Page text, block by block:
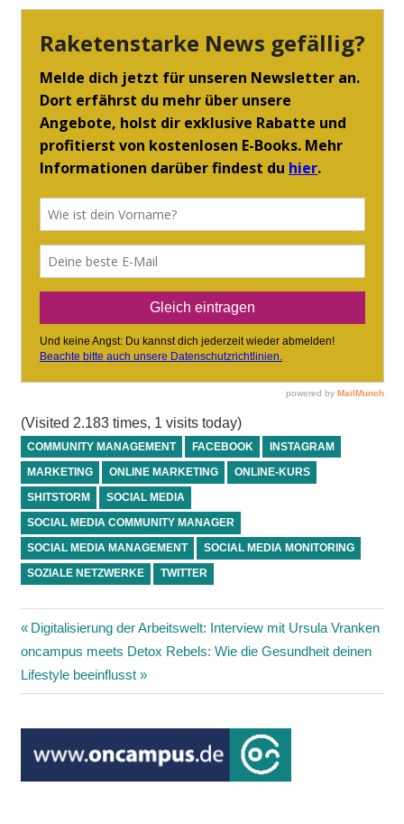
(Visited 2.183 times, 1 visits today)
COMMUNITY MANAGEMENT FACEBOOK INSTAGRAM
MARKETING ONLINE MARKETING ONLINE-KURS
SHITSTORM SOCIAL MEDIA
SOCIAL MEDIA COMMUNITY MANAGER
SOCIAL MEDIA MANAGEMENT SOCIAL MEDIA MONITORING
SOZIALE NETZWERKE TWITTER
Beitragsnavigation
Vorheriger
Beitrag:
Digitalisierung der Arbeitswelt: Interview mit Ursula Vranken
Nächster
Beitrag:
oncampus meets Detox Rebels: Wie die Gesundheit deinen
Lifestyle beeinflusst